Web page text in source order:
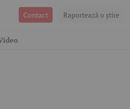
Contact Raportează o ştire